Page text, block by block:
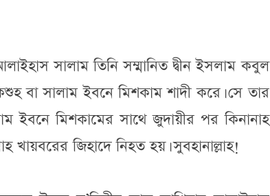
সালাম তিনি সম্মানিত দ্বীন ইসলাম কবুল
বা সালাম ইবনে মিশকাম শাদী করে। সে তার
মিশকামের সাথে জুদায়ীর পর কিনানাহ
জিহাদে নিহত হয়। সুবহানাল্লাহ!